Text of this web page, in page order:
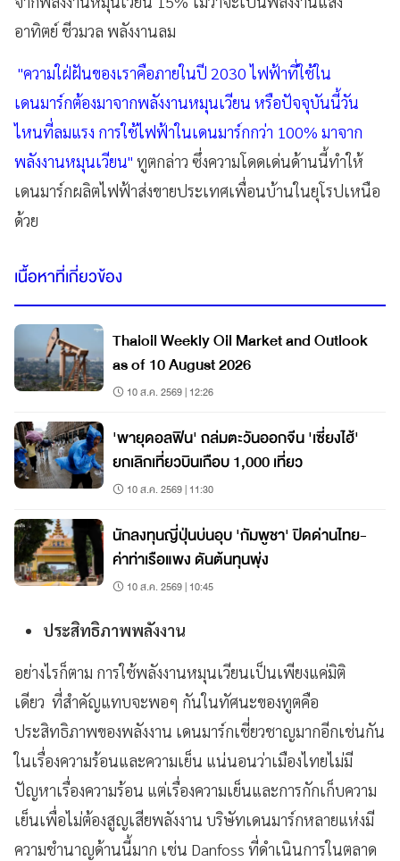
อาทิตย์ ชีวมวล พลังงานลม
"ความใฝ่ฝันของเราคือภายในปี 2030 ไฟฟ้าที่ใช้ใน
เดนมาร์กต้องมาจากพลังงานหมุนเวียน หรือปัจจุบันนี้วัน
ไหนที่ลมแรง การใช้ไฟฟ้าในเดนมาร์กกว่า 100% มาจาก
พลังงานหมุนเวียน" ทูตกล่าว ซึ่งความโดดเด่นด้านนี้ทำให้
เดนมาร์กผลิตไฟฟ้าส่งขายประเทศเพื่อนบ้านในยุโรปเหนือ
ด้วย
เนื้อหาที่เกี่ยวข้อง
Thaioil Weekly Oil Market and Outlook
as of 10 August 2026
10 ส.ค. 2569 | 12:26
'พายุดอลฟิน' ถล่มตะวันออกจีน 'เซี่ยงไฮ้'
ยกเลิกเที่ยวบินเกือบ 1,000 เที่ยว
10 ส.ค. 2569 | 11:30
นักลงทุนญี่ปุ่นบ่นอุบ 'กัมพูชา' ปิดด่านไทย-
ค่าท่าเรือแพง ดันต้นทุนพุ่ง
10 ส.ค. 2569 | 10:45
ประสิทธิภาพพลังงาน
อย่างไรก็ตาม การใช้พลังงานหมุนเวียนเป็นเพียงแค่มิติ
เดียว ที่สำคัญแทบจะพอๆ กันในทัศนะของทูตคือ
ประสิทธิภาพของพลังงาน เดนมาร์กเชี่ยวชาญมากอีกเช่นกัน
ในเรื่องความร้อนและความเย็น แน่นอนว่าเมืองไทยไม่มี
ปัญหาเรื่องความร้อน แต่เรื่องความเย็นและการกักเก็บความ
เย็นเพื่อไม่ต้องสูญเสียพลังงาน บริษัทเดนมาร์กหลายแห่งมี
ความชำนาญด้านนี้มาก เช่น Danfoss ที่ดำเนินการในตลาด